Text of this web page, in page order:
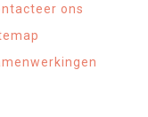
ons